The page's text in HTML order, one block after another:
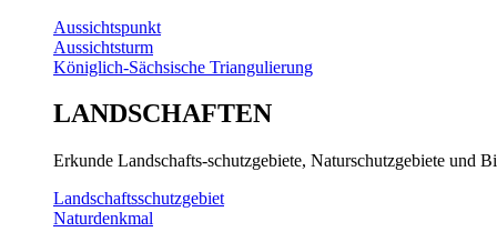
Aussichtspunkt
Aussichtsturm
Königlich-Sächsische Triangulierung
LANDSCHAFTEN
Erkunde Landschafts-schutzgebiete, Naturschutzgebiete und
Landschaftsschutzgebiet
Naturdenkmal